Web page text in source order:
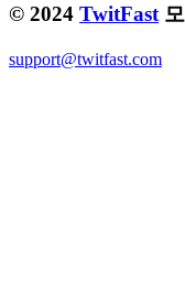
© 2024 TwitFast
support@twitfast.com